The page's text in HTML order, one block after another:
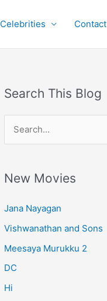
Celebrities Contact
Search This Blog
r
h
f
o
r
:
New Movies
Jana Nayagan
Vishwanathan and Sons
Meesaya Murukku 2
DC
Hi